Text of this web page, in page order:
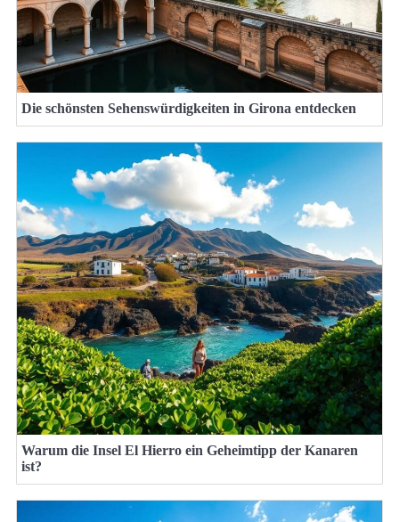
Die schönsten Sehenswürdigkeiten in Girona entdecken
Warum die Insel El Hierro ein Geheimtipp der Kanaren
ist?